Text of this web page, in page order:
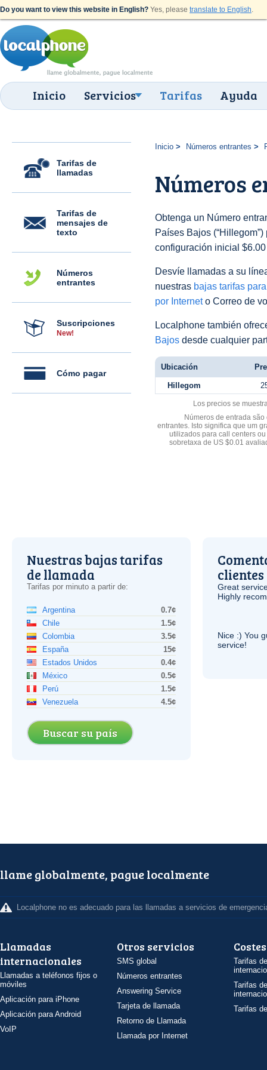
Do you want to view this website in English? Yes, please translate to English.
Inicio Servicios Tarifas Ayuda
Tarifas de
llamadas
Tarifas de
mensajes de
texto
Números
entrantes
Suscripciones
New!
Cómo pagar
Inicio Números entrantes
Números
Obtenga un Número
Países Bajos
configuración inicial
Desvíe llamadas a su
nuestras bajas tarifas
por Interneto Correo de
Localphone también
Bajos desde cualquier
Ubicación
Hillegom
Los precios se
Números de entrada
entrantes. Isto significa que um
utilizados para call centers
sobretaxa de US $0.01
Nuestras bajas tarifas
de llamada
Tarifas por minuto a partir de:
Argentina
0.7¢
Chile
1.5¢
Colombia
3.5¢
España
15¢
Estados Unidos
0.4¢
México
0.5¢
Perú
1.5¢
Venezuela
4.5¢
Buscar su país
clientes
Great
Highly
Nice :) You
service!
llame globalmente, pague localmente
Localphone no es adecuado para las llamadas a servicios de
Llamadas
internacionales
Llamadas a teléfonos fijos o
móviles
Aplicación para iPhone
Aplicación para Android
VoIP
Otros servicios
SMS global
Números entrantes
Answering Service
Tarjeta de llamada
Retorno de Llamada
Llamada por Internet
Costes
Tarifas
Tarifas
Tarifas